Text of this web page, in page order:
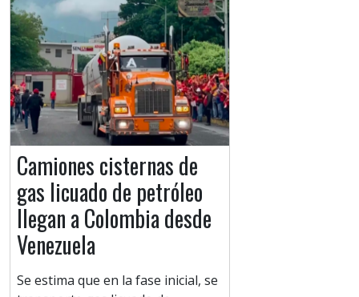
Camiones cisternas de
gas licuado de petróleo
llegan a Colombia desde
Venezuela
Se estima que en la fase inicial, se